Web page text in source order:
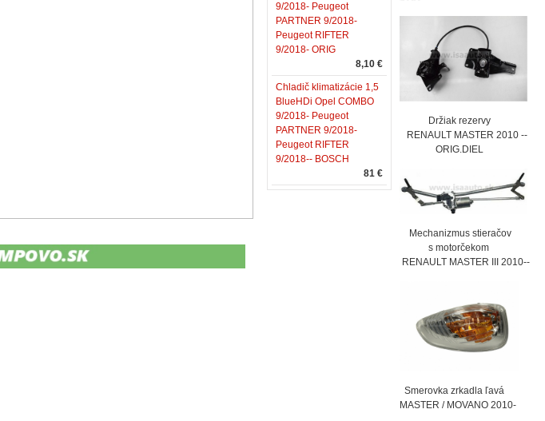
9/2018- Peugeot
PARTNER 9/2018-
Peugeot RIFTER
9/2018- ORIG
8,10 €
Chladič klimatizácie 1,5
BlueHDi Opel COMBO
9/2018- Peugeot
PARTNER 9/2018-
Peugeot RIFTER
9/2018-- BOSCH
81 €
Držiak rezervy
RENAULT MASTER 2010 --
ORIG.DIEL
Mechanizmus stieračov
s motorčekom
RENAULT MASTER III 2010--
Smerovka zrkadla ľavá
MASTER / MOVANO 2010-